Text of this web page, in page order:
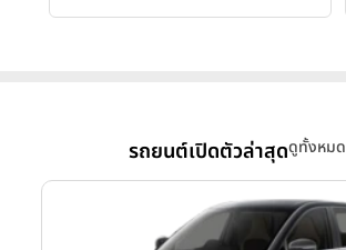
รถยนต์เปิดตัวล่าสุดดูทั้งหมด